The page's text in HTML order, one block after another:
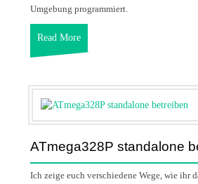
Umgebung programmiert.
Read More
ATmega328P standalone
Ich zeige euch verschiedene Wege, wie ihr